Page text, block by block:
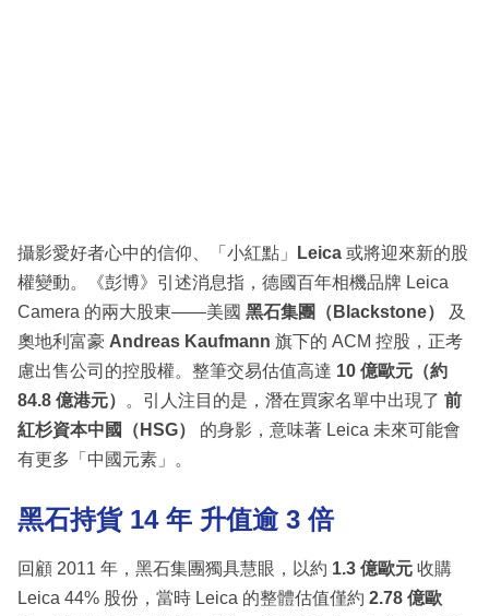
區
攝影愛好者心中的信仰、「小紅點」 Leica 或將迎來新的股
權變動。《彭博》引述消息指，德國百年相機品牌 Leica
Camera 的兩大股東——美國 黑石集團（Blackstone）
及
奧地利富豪 Andreas Kaufmann 旗下的 ACM 控股，正考
慮出售公司的控股權。整筆交易估值高達 10 億歐元（約
84.8 億港元）
。引人注目的是，潛在買家名單中出現了 前
紅杉資本中國（HSG）
的身影，意味著 Leica 未來可能會
有更多「中國元素」。
黑石持貨 14 年 升值逾 3 倍
回顧 2011 年，黑石集團獨具慧眼，以約 1.3 億歐元 收購
Leica 44% 股份，當時 Leica 的整體估值僅約 2.78 億歐